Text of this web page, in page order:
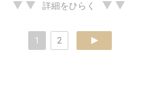
詳細をひらく
1 2 next